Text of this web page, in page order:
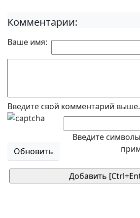
Комментарии:
Ваше имя:
Введите свой комментарий выше.
Обновить
Введите